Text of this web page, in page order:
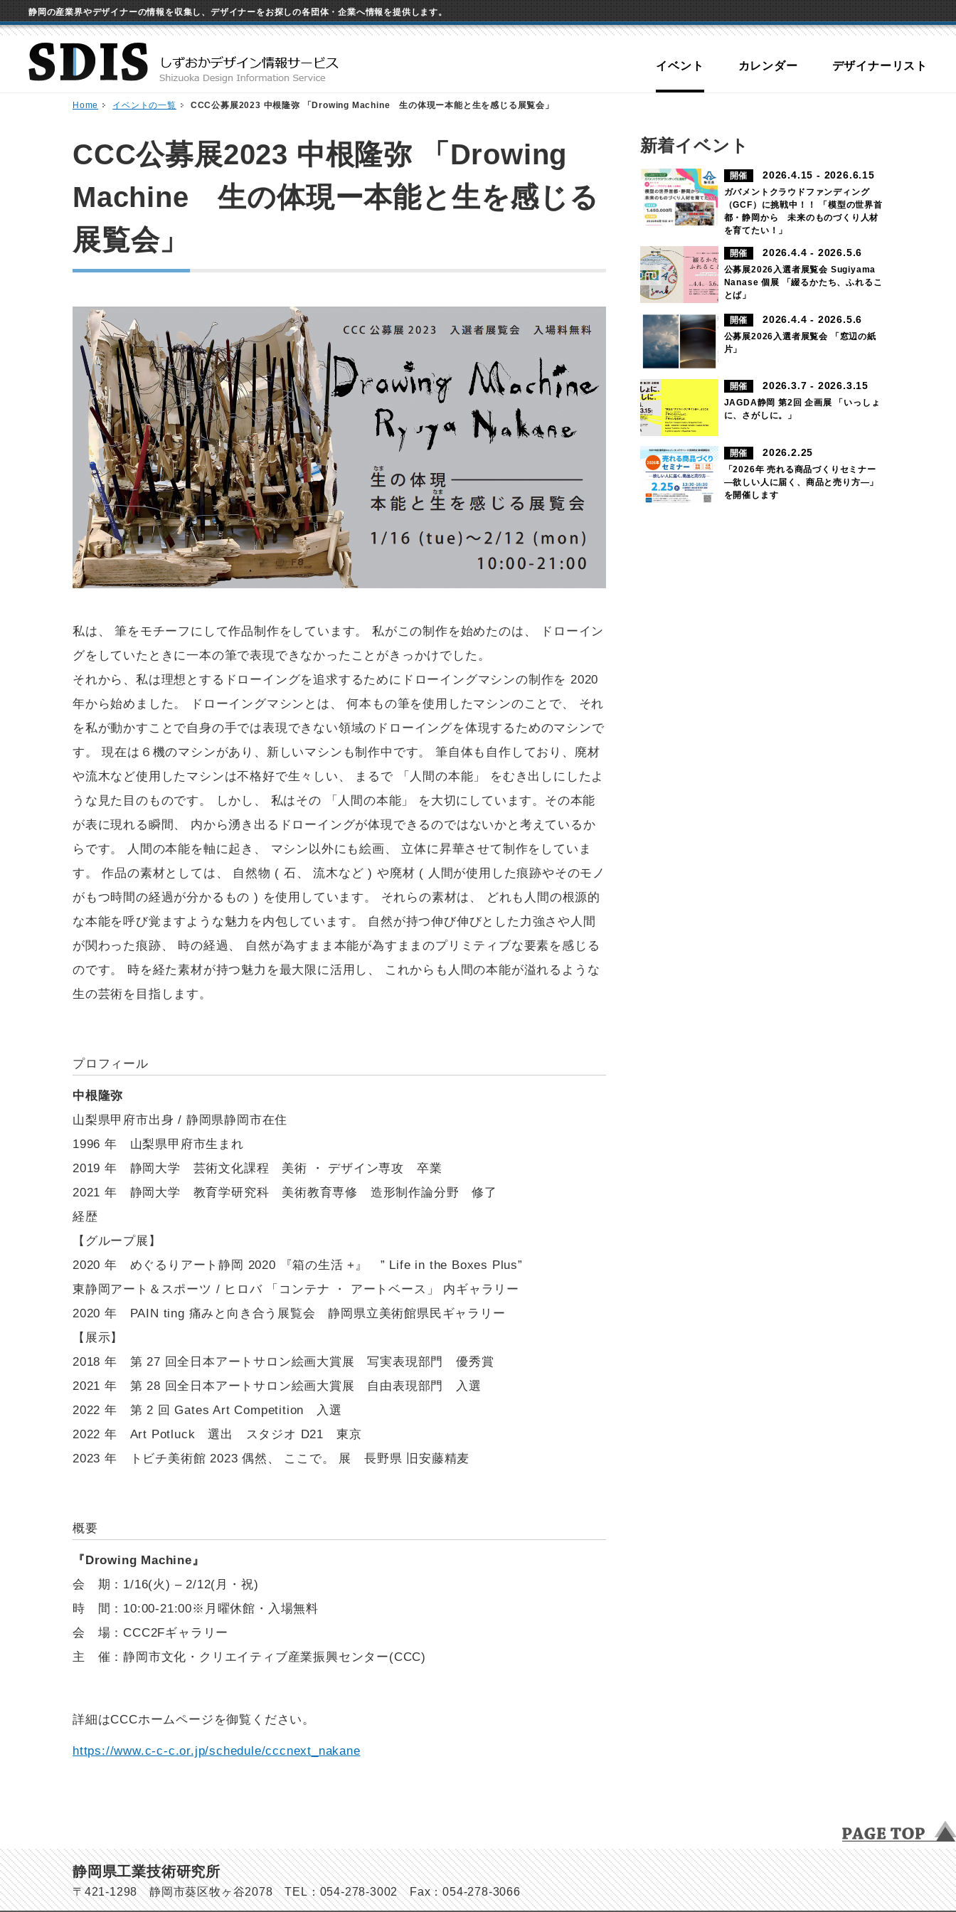
静岡の産業界やデザイナーの情報を収集し、デザイナーをお探しの各団体・企業へ情報を提供します。
イベント カレンダー デザイナーリスト
Home イベントの一覧 CCC公募展2023 中根隆弥 「Drowing Machine 生の体現ー本能と生を感じる展覧会」
CCC公募展2023 中根隆弥 「Drowing
Machine 生の体現ー本能と生を感じる
展覧会」
私は、 筆をモチーフにして作品制作をしています。 私がこの制作を始めたのは、 ドローイン
グをしていたときに一本の筆で表現できなかったことがきっかけでした。
それから、私は理想とするドローイングを追求するためにドローイングマシンの制作を 2020
年から始めました。 ドローイングマシンとは、 何本もの筆を使用したマシンのことで、 それ
を私が動かすことで自身の手では表現できない領域のドローイングを体現するためのマシンで
す。 現在は６機のマシンがあり、新しいマシンも制作中です。 筆自体も自作しており、廃材
や流木など使用したマシンは不格好で生々しい、 まるで 「人間の本能」 をむき出しにしたよ
うな見た目のものです。 しかし、 私はその 「人間の本能」 を大切にしています。その本能
が表に現れる瞬間、 内から湧き出るドローイングが体現できるのではないかと考えているか
らです。 人間の本能を軸に起き、 マシン以外にも絵画、 立体に昇華させて制作をしていま
す。 作品の素材としては、 自然物 ( 石、 流木など ) や廃材 ( 人間が使用した痕跡やそのモノ
がもつ時間の経過が分かるもの ) を使用しています。 それらの素材は、 どれも人間の根源的
な本能を呼び覚ますような魅力を内包しています。 自然が持つ伸び伸びとした力強さや人間
が関わった痕跡、 時の経過、 自然が為すまま本能が為すままのプリミティブな要素を感じる
のです。 時を経た素材が持つ魅力を最大限に活用し、 これからも人間の本能が溢れるような
生の芸術を目指します。
プロフィール
中根隆弥
山梨県甲府市出身 / 静岡県静岡市在住
1996 年 山梨県甲府市生まれ
2019 年 静岡大学 芸術文化課程 美術 ・ デザイン専攻 卒業
2021 年 静岡大学 教育学研究科 美術教育専修 造形制作論分野 修了
経歴
【グループ展】
2020 年 めぐるりアート静岡 2020 『箱の生活 +』 ” Life in the Boxes Plus”
東静岡アート＆スポーツ / ヒロバ 「コンテナ ・ アートベース」 内ギャラリー
2020 年 PAIN ting 痛みと向き合う展覧会 静岡県立美術館県民ギャラリー
【展示】
2018 年 第 27 回全日本アートサロン絵画大賞展 写実表現部門 優秀賞
2021 年 第 28 回全日本アートサロン絵画大賞展 自由表現部門 入選
2022 年 第 2 回 Gates Art Competition 入選
2022 年 Art Potluck 選出 スタジオ D21 東京
2023 年 トビチ美術館 2023 偶然、 ここで。 展 長野県 旧安藤精麦
概要
『Drowing Machine』
会 期：1/16(火) – 2/12(月・祝)
時 間：10:00-21:00※月曜休館・入場無料
会 場：CCC2Fギャラリー
主 催：静岡市文化・クリエイティブ産業振興センター(CCC)
詳細はCCCホームページを御覧ください。
https://www.c-c-c.or.jp/schedule/cccnext_nakane
新着イベント
開催 2026.4.15 - 2026.6.15
ガバメントクラウドファンディング
（GCF）に挑戦中！！ 「模型の世界首
都・静岡から 未来のものづくり人材
を育てたい！」
開催 2026.4.4 - 2026.5.6
公募展2026入選者展覧会 Sugiyama
Nanase 個展 「綴るかたち、ふれるこ
とば」
開催 2026.4.4 - 2026.5.6
公募展2026入選者展覧会 「窓辺の紙
片」
開催 2026.3.7 - 2026.3.15
JAGDA静岡 第2回 企画展 「いっしょ
に、さがしに。」
開催 2026.2.25
「2026年 売れる商品づくりセミナー
―欲しい人に届く、商品と売り方―」
を開催します
静岡県工業技術研究所
〒421-1298 静岡市葵区牧ヶ谷2078 TEL：054-278-3002 Fax：054-278-3066